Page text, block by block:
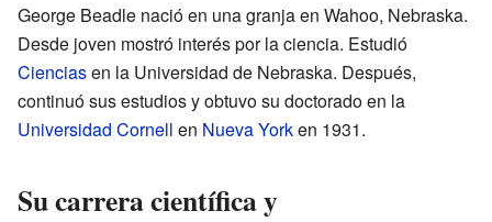
George Beadle nació en una granja en Wahoo, Nebraska.
Desde joven mostró interés por la ciencia. Estudió
Cienciasen la Universidad de Nebraska. Después,
continuó sus estudios y obtuvo su doctorado en la
Universidad Cornell en Nueva Yorken 1931.
Su carrera científica y